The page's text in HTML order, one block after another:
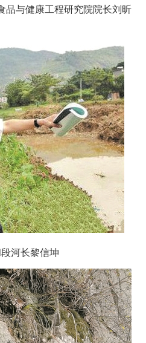
品与健康工程研究院院长刘昕
河长黎信坤